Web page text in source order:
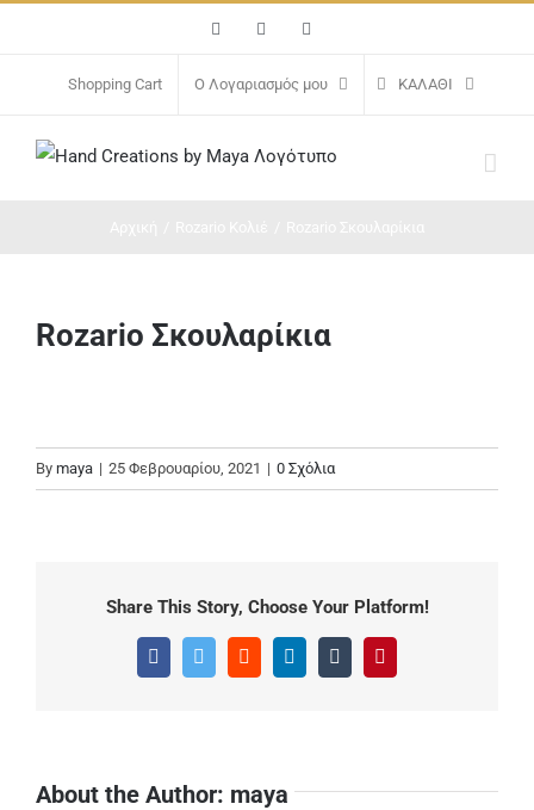
περιεχόμενο
FacebookInstagram
Shopping Cart Ο Λογαριασμός μου ΚΑΛΆΘΙ
Rozario Σκουλαρίκια
By maya | 25 Φεβρουαρίου, 2021 | 0 Σχόλια
Share This Story, Choose Your Platform!
FacebookTwitter Reddit LinkedInTumblr
About the Author: maya